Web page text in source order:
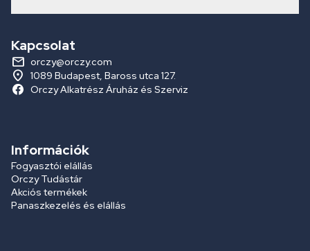
Kapcsolat
orczy@orczy.com
1089 Budapest, Baross utca 127.
Orczy Alkatrész Áruház és Szerviz
Információk
Fogyasztói elállás
Orczy Tudástár
Akciós termékek
Panaszkezelés és elállás